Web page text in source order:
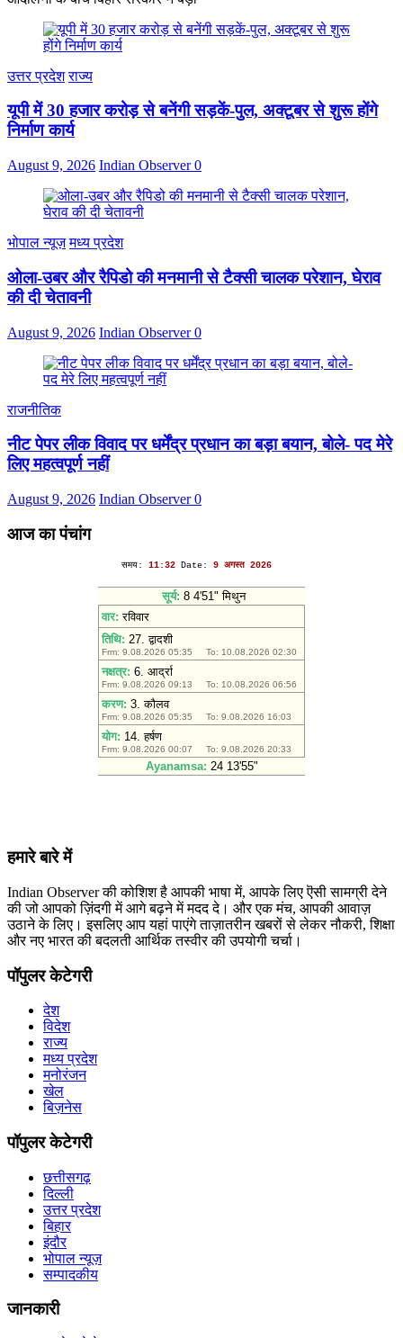
उत्तर प्रदेश राज्य
यूपी में 30 हजार करोड़ से बनेंगी सड़कें-पुल, अक्टूबर से शुरू होंगे
निर्माण कार्य
August 9, 2026 Indian Observer0
भोपाल न्यूज़ मध्य प्रदेश
ओला-उबर और रैपिडो की मनमानी से टैक्सी चालक परेशान, घेराव
की दी चेतावनी
August 9, 2026 Indian Observer0
राजनीतिक
नीट पेपर लीक विवाद पर धर्मेंद्र प्रधान का बड़ा बयान, बोले- पद मेरे
लिए महत्वपूर्ण नहीं
August 9, 2026 Indian Observer0
आज का पंचांग
हमारे बारे में
Indian Observer की कोशिश है आपकी भाषा में, आपके लिए ऎसी सामग्री देने
की जो आपको ज़िंदगी में आगे बढ़ने में मदद दे। और एक मंच, आपकी आवाज़
उठाने के लिए। इसलिए आप यहां पाएंगे ताज़ातरीन खबरों से लेकर नौकरी, शिक्षा
और नए भारत की बदलती आर्थिक तस्वीर की उपयोगी चर्चा।
पॉपुलर केटेगरी
देश
विदेश
राज्य
मध्य प्रदेश
मनोरंजन
खेल
बिज़नेस
पॉपुलर केटेगरी
छत्तीसगढ़
दिल्ली
उत्तर प्रदेश
बिहार
इंदौर
भोपाल न्यूज़
सम्पादकीय
जानकारी